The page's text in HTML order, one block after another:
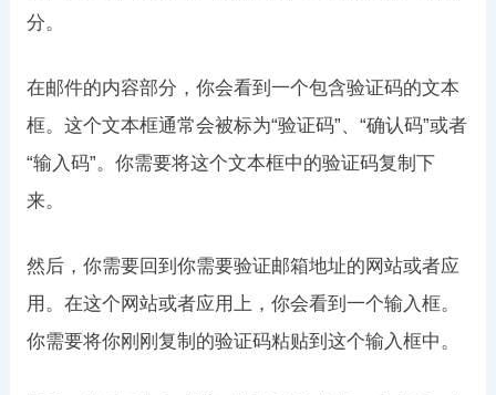
分。
在邮件的内容部分，你会看到一个包含验证码的文本
框。这个文本框通常会被标为“验证码”、“确认码”或者
“输入码”。你需要将这个文本框中的验证码复制下
来。
然后，你需要回到你需要验证邮箱地址的网站或者应
用。在这个网站或者应用上，你会看到一个输入框。
你需要将你刚刚复制的验证码粘贴到这个输入框中。